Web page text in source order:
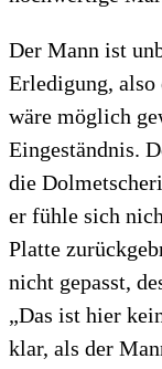
Der Mann ist
Erledigung, also
wäre möglich
Eingeständnis.
die
er fühle sich
Platte
nicht gepasst,
„Das ist hier
klar, als der